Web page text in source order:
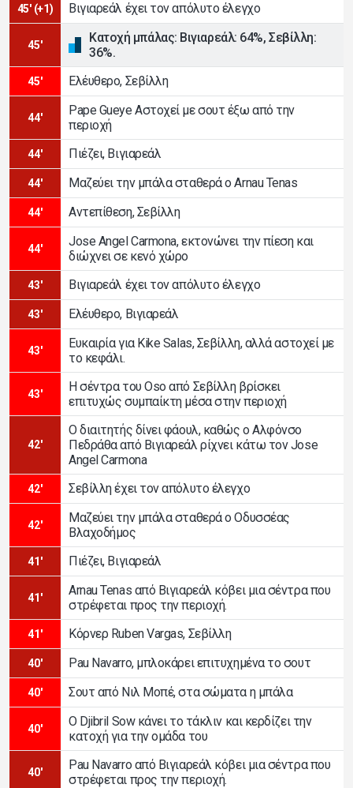
45' (+1) Βιγιαρεάλ έχει τον απόλυτο έλεγχο
45'
Κατοχή μπάλας: Βιγιαρεάλ: 64%, Σεβίλλη:
36%.
45' Ελέυθερο, Σεβίλλη
44'
Pape Gueye Αστοχεί με σουτ έξω από την
περιοχή
44' Πιέζει, Βιγιαρεάλ
44' Μαζεύει την μπάλα σταθερά ο Arnau Tenas
44' Αντεπίθεση, Σεβίλλη
44'
Jose Angel Carmona, εκτονώνει την πίεση και
διώχνει σε κενό χώρο
43' Βιγιαρεάλ έχει τον απόλυτο έλεγχο
43' Ελέυθερο, Βιγιαρεάλ
43'
Ευκαιρία για Kike Salas, Σεβίλλη, αλλά αστοχεί με
το κεφάλι.
43'
Η σέντρα του Oso από Σεβίλλη βρίσκει
επιτυχώς συμπαίκτη μέσα στην περιοχή
42'
Ο διαιτητής δίνει φάουλ, καθώς ο Αλφόνσο
Πεδράθα από Βιγιαρεάλ ρίχνει κάτω τον Jose
Angel Carmona
42' Σεβίλλη έχει τον απόλυτο έλεγχο
42'
Μαζεύει την μπάλα σταθερά ο Οδυσσέας
Βλαχοδήμος
41' Πιέζει, Βιγιαρεάλ
41'
Arnau Tenas από Βιγιαρεάλ κόβει μια σέντρα που
στρέφεται προς την περιοχή.
41' Κόρνερ Ruben Vargas, Σεβίλλη
40' Pau Navarro, μπλοκάρει επιτυχημένα το σουτ
40' Σουτ από Νιλ Μοπέ, στα σώματα η μπάλα
40'
Ο Djibril Sow κάνει το τάκλιν και κερδίζει την
κατοχή για την ομάδα του
40'
Pau Navarro από Βιγιαρεάλ κόβει μια σέντρα που
στρέφεται προς την περιοχή.